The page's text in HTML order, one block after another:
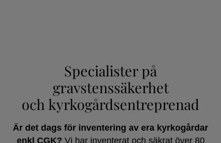
Specialister på
gravstenssäkerhet
och kyrkogårdsentreprenad
Är det dags för inventering av era kyrkogårdar
enkl CGK? Vi har inventerat och säkrat över 80